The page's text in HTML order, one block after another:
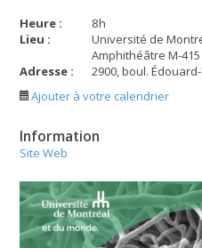
Heure : 8h
Lieu :
Université de
Amphithéâtre M-
Adresse :
2900, boul.
Ajouter à votre calendrier
Information
Site Web